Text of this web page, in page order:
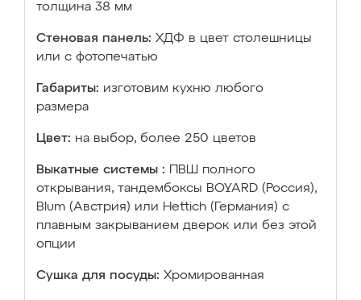
толщина 38 мм
Стеновая панель: ХДФ в цвет столешницы
или с фотопечатью
Габариты: изготовим кухню любого
размера
Цвет: на выбор, более 250 цветов
Выкатные системы :
ПВШ полного
открывания, тандембоксы BOYARD (Россия),
Blum (Австрия) или Hettich (Германия) с
плавным закрыванием дверок или без этой
опции
Сушка для посуды: Хромированная